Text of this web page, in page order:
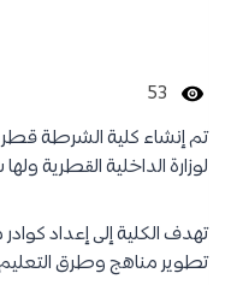
53
لوزارة الداخلية القطرية
تهدف الكلية إلى إعداد
تطوير مناهج وطرق التعليم